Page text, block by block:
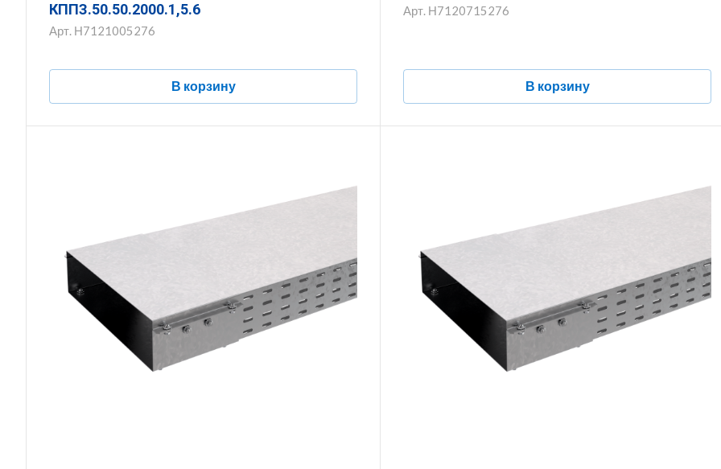
КППЗ.50.50.2000.1,5.6
Арт. Н7121005276
В корзину
Арт. Н7120715276
В корзину